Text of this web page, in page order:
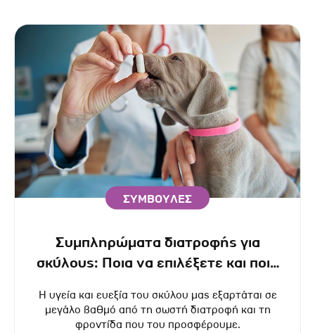
ΣΥΜΒΟΥΛΕΣ
Συμπληρώματα διατροφής για
σκύλους: Ποια να επιλέξετε και ποια
Η υγεία και ευεξία του σκύλου μας εξαρτάται σε
μεγάλο βαθμό από τη σωστή διατροφή και τη
φροντίδα που του προσφέρουμε.